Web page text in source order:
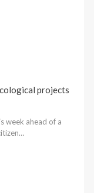
projects
week ahead of a